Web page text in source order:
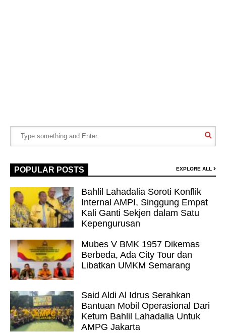
POPULAR POSTS EXPLORE ALL
Bahlil Lahadalia Soroti Konflik
Internal AMPI, Singgung Empat
Kali Ganti Sekjen dalam Satu
Kepengurusan
Mubes V BMK 1957 Dikemas
Berbeda, Ada City Tour dan
Libatkan UMKM Semarang
Said Aldi Al Idrus Serahkan
Bantuan Mobil Operasional Dari
Ketum Bahlil Lahadalia Untuk
AMPG Jakarta